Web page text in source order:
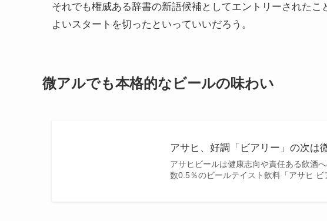
それでも権威ある辞書の新語候補としてエントリーされた
よいスタートを切ったといっていいだろう。
微アルでも本格的なビールの味わい
アサヒ、好調「ビアリー」の次
アサヒビールは健康志向や責任ある飲酒
数0.5％のビールテイスト飲料「アサヒ